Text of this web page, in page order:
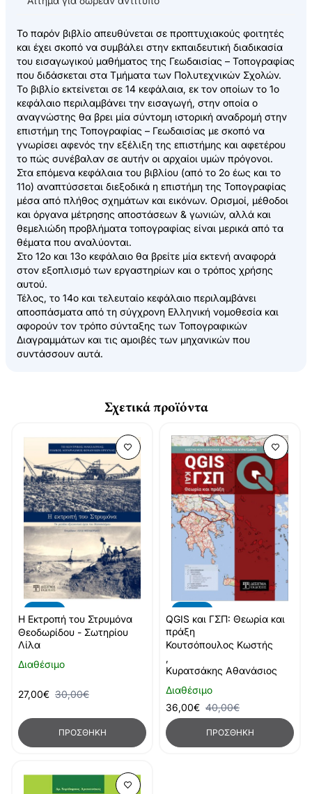
Το παρόν βιβλίο απευθύνεται σε προπτυχιακούς φοιτητές
και έχει σκοπό να συμβάλει στην εκπαιδευτική διαδικασία
του εισαγωγικού μαθήματος της Γεωδαισίας – Τοπογραφίας
που διδάσκεται στα Τμήματα των Πολυτεχνικών Σχολών.
Το βιβλίο εκτείνεται σε 14 κεφάλαια, εκ τον οποίων το 1ο
κεφάλαιο περιλαμβάνει την εισαγωγή, στην οποία ο
αναγνώστης θα βρει μία σύντομη ιστορική αναδρομή στην
επιστήμη της Τοπογραφίας – Γεωδαισίας με σκοπό να
γνωρίσει αφενός την εξέλιξη της επιστήμης και αφετέρου
το πώς συνέβαλαν σε αυτήν οι αρχαίοι υμών πρόγονοι.
Στα επόμενα κεφάλαια του βιβλίου (από το 2ο έως και το
11ο) αναπτύσσεται διεξοδικά η επιστήμη της Τοπογραφίας
μέσα από πλήθος σχημάτων και εικόνων. Ορισμοί, μέθοδοι
και όργανα μέτρησης αποστάσεων & γωνιών, αλλά και
θεμελιώδη προβλήματα τοπογραφίας είναι μερικά από τα
θέματα που αναλύονται.
Στο 12ο και 13ο κεφάλαιο θα βρείτε μία εκτενή αναφορά
στον εξοπλισμό των εργαστηρίων και ο τρόπος χρήσης
αυτού.
Τέλος, το 14ο και τελευταίο κεφάλαιο περιλαμβάνει
αποσπάσματα από τη σύγχρονη Ελληνική νομοθεσία και
αφορούν τον τρόπο σύνταξης των Τοπογραφικών
Διαγραμμάτων και τις αμοιβές των μηχανικών που
συντάσσουν αυτά.
Σχετικά προϊόντα
-10%
Διαθέσιμο
Η Εκτροπή του Στρυμόνα
Θεοδωρίδου - Σωτηρίου
Λίλα
27,00€ 30,00€
ΠΡΟΣΘΉΚΗ
-10%
Διαθέσιμο
QGIS και ΓΣΠ: Θεωρία και
πράξη
Κουτσόπουλος Κωστής
,
Κυρατσάκης Αθανάσιος
36,00€ 40,00€
ΠΡΟΣΘΉΚΗ